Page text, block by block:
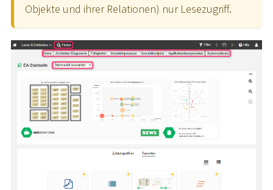
Objekte und ihrer Relationen) nur Lesezugriff.